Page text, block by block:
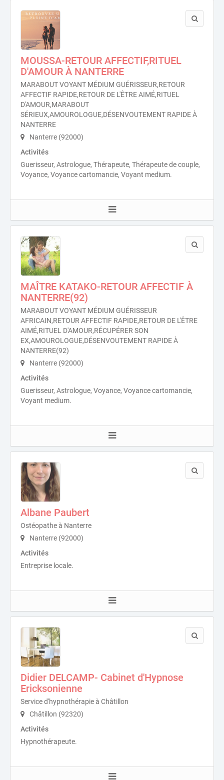
MOUSSA-RETOUR AFFECTIF,RITUEL
D'AMOUR À NANTERRE
MARABOUT VOYANT MÉDIUM GUÉRISSEUR,RETOUR
AFFECTIF RAPIDE,RETOUR DE L'ÊTRE AIMÉ,RITUEL
D'AMOUR,MARABOUT
SÉRIEUX,AMOUROLOGUE,DÉSENVOUTEMENT RAPIDE À
NANTERRE
Nanterre (92000)
Activités
Guerisseur, Astrologue, Thérapeute, Thérapeute de couple,
Voyance, Voyance cartomancie, Voyant medium.
MAÎTRE KATAKO-RETOUR AFFECTIF À
NANTERRE(92)
MARABOUT VOYANT MÉDIUM GUÉRISSEUR
AFRICAIN,RETOUR AFFECTIF RAPIDE,RETOUR DE L'ÊTRE
AIMÉ,RITUEL D'AMOUR,RÉCUPÉRER SON
EX,AMOUROLOGUE,DÉSENVOUTEMENT RAPIDE À
NANTERRE(92)
Nanterre (92000)
Activités
Guerisseur, Astrologue, Voyance, Voyance cartomancie,
Voyant medium.
Albane Paubert
Ostéopathe à Nanterre
Nanterre (92000)
Activités
Entreprise locale.
Didier DELCAMP- Cabinet d'Hypnose
Ericksonienne
Service d'hypnothérapie à Châtillon
Châtillon (92320)
Activités
Hypnothérapeute.